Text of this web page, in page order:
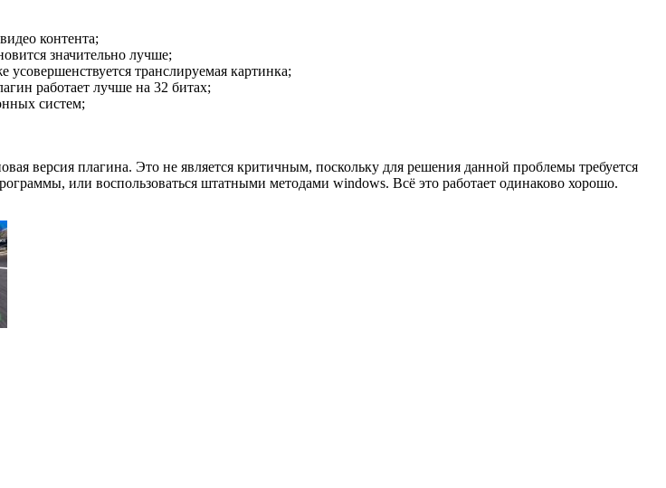
контента;
значительно лучше;
транслируемая картинка;
работает лучше на 32 битах;
систем;
версия плагина. Это не является критичным, поскольку для решения данной проблемы требуется
или воспользоваться штатными методами windows. Всё это работает одинаково хорошо.